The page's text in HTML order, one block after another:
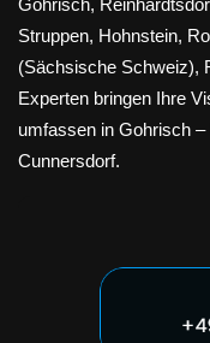
Struppen, Hohnstein,
(Sächsische Schweiz),
Experten bringen Ihre
umfassen in Gohrisch
Cunnersdorf.